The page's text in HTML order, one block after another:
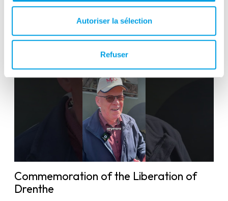
Autoriser la sélection
Refuser
Victory in Europe Day : May 8, 1945
Commemoration of the Liberation of
Drenthe